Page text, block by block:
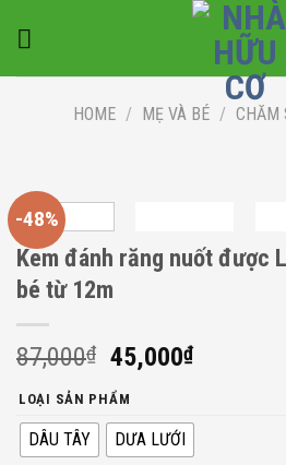
HOME / MẸ VÀ BÉ / CHĂM
-48%
Kem đánh răng nuốt được
bé từ 12m
87,000₫
Original
price
was:
87,000₫.
45,000₫Current
45,000₫.
LOẠI SẢN PHẨM
DÂU TÂY DƯA LƯỚI